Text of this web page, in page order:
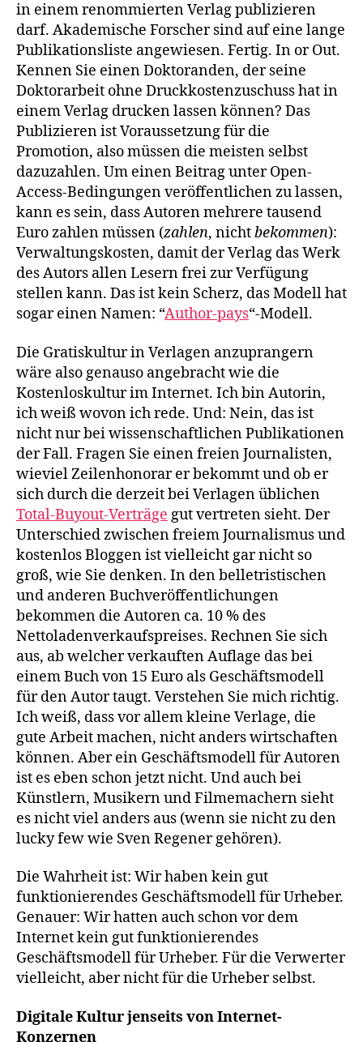
in einem renommierten Verlag publizieren
darf. Akademische Forscher sind auf eine lange
Publikationsliste angewiesen. Fertig. In or Out.
Kennen Sie einen Doktoranden, der seine
Doktorarbeit ohne Druckkostenzuschuss hat in
einem Verlag drucken lassen können? Das
Publizieren ist Voraussetzung für die
Promotion, also müssen die meisten selbst
dazuzahlen. Um einen Beitrag unter Open-
Access-Bedingungen veröffentlichen zu lassen,
kann es sein, dass Autoren mehrere tausend
Euro zahlen müssen (zahlen, nichtbekommen):
Verwaltungskosten, damit der Verlag das Werk
des Autors allen Lesern frei zur Verfügung
stellen kann. Das ist kein Scherz, das Modell hat
sogar einen Namen: “Author-pays“-Modell.
Die Gratiskultur in Verlagen anzuprangern
wäre also genauso angebracht wie die
Kostenloskultur im Internet. Ich bin Autorin,
ich weiß wovon ich rede. Und: Nein, das ist
nicht nur bei wissenschaftlichen Publikationen
der Fall. Fragen Sie einen freien Journalisten,
wieviel Zeilenhonorar er bekommt und ob er
sich durch die derzeit bei Verlagen üblichen
Total-Buyout-Verträge gut vertreten sieht. Der
Unterschied zwischen freiem Journalismus und
kostenlos Bloggen ist vielleicht gar nicht so
groß, wie Sie denken. In den belletristischen
und anderen Buchveröffentlichungen
bekommen die Autoren ca. 10 % des
Nettoladenverkaufspreises. Rechnen Sie sich
aus, ab welcher verkauften Auflage das bei
einem Buch von 15 Euro als Geschäftsmodell
für den Autor taugt. Verstehen Sie mich richtig.
Ich weiß, dass vor allem kleine Verlage, die
gute Arbeit machen, nicht anders wirtschaften
können. Aber ein Geschäftsmodell für Autoren
ist es eben schon jetzt nicht. Und auch bei
Künstlern, Musikern und Filmemachern sieht
es nicht viel anders aus (wenn sie nicht zu den
lucky few wie Sven Regener gehören).
Die Wahrheit ist: Wir haben kein gut
funktionierendes Geschäftsmodell für Urheber.
Genauer: Wir hatten auch schon vor dem
Internet kein gut funktionierendes
Geschäftsmodell für Urheber. Für die Verwerter
vielleicht, aber nicht für die Urheber selbst.
Digitale Kultur jenseits von Internet-
Konzernen